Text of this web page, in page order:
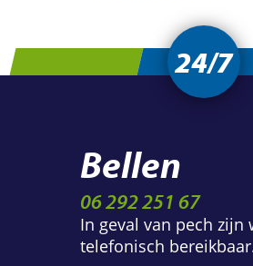
24/7
Bellen
06 292 251 67
In geval van pech zijn
telefonisch